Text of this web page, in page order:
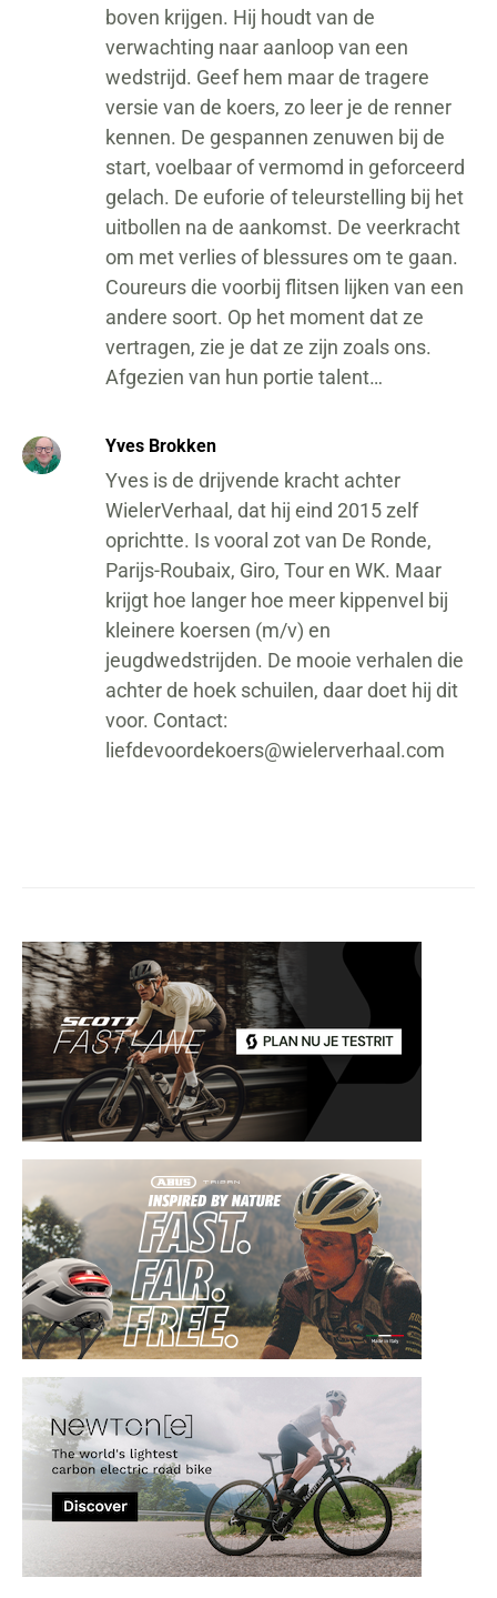
boven krijgen. Hij houdt van de
verwachting naar aanloop van een
wedstrijd. Geef hem maar de tragere
versie van de koers, zo leer je de renner
kennen. De gespannen zenuwen bij de
start, voelbaar of vermomd in geforceerd
gelach. De euforie of teleurstelling bij het
uitbollen na de aankomst. De veerkracht
om met verlies of blessures om te gaan.
Coureurs die voorbij flitsen lijken van een
andere soort. Op het moment dat ze
vertragen, zie je dat ze zijn zoals ons.
Afgezien van hun portie talent…
Yves Brokken
Yves is de drijvende kracht achter
WielerVerhaal, dat hij eind 2015 zelf
oprichtte. Is vooral zot van De Ronde,
Parijs-Roubaix, Giro, Tour en WK. Maar
krijgt hoe langer hoe meer kippenvel bij
kleinere koersen (m/v) en
jeugdwedstrijden. De mooie verhalen die
achter de hoek schuilen, daar doet hij dit
voor. Contact:
liefdevoordekoers@wielerverhaal.com